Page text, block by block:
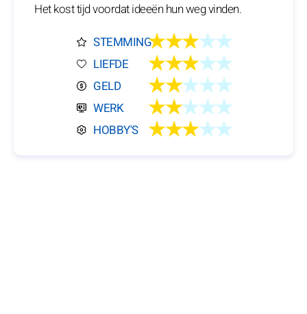
Het kost tijd voordat ideeën hun weg vinden.
STEMMING★★★★★
LIEFDE ★★★★★
GELD ★★★★★
WERK ★★★★★
HOBBY'S ★★★★★